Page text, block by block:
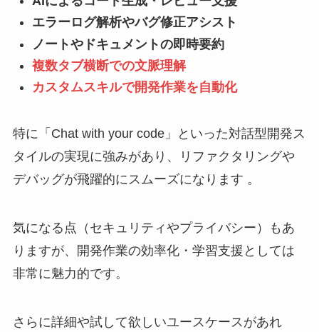
エラーログ解析やバグ修正アシスト
ノートやドキュメントの即時要約
複数タブ横断での文脈理解
カスタムスキルで開発作業を自動化
特に「Chat with your code」といった対話型開発ス
タイルの実現に強みがあり、リファクタリングや
デバッグが飛躍的にスムーズになります 。
気になる点（セキュリティやプライバシー）もあ
りますが、開発作業の効率化・学習支援としては
非常に魅力的です。
さらに詳細や試して欲しいユースケースがあれ